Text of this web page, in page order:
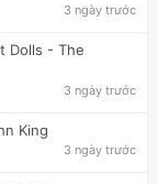
3 ngày trước
Dolls - The
3 ngày trước
King
3 ngày trước